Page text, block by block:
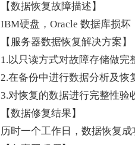
【数据恢复故障描述】
IBM硬盘，Oracle 数据库损坏
【服务器数据恢复解决方案】
1.以只读方式对故障存储做完
2.在备份中进行数据分析及恢
3.对恢复的数据进行完整性验
【数据修复结果】
历时一个工作日，数据恢复成